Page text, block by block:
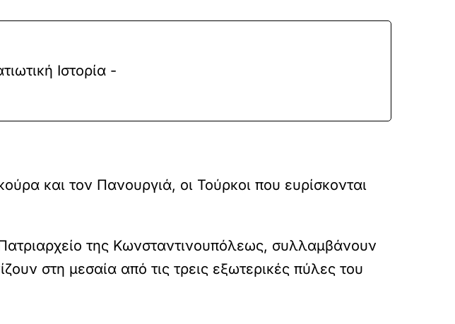
Ιστορία -
και τον Πανουργιά, οι Τούρκοι που ευρίσκονται
της Κωνσταντινουπόλεως, συλλαμβάνουν
στη μεσαία από τις τρεις εξωτερικές πύλες του